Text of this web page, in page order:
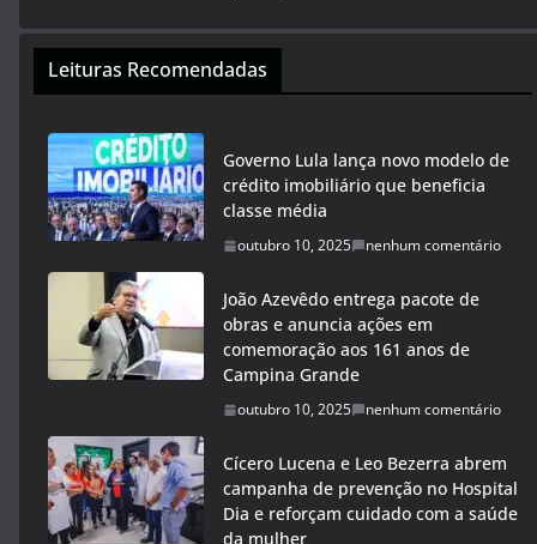
Leituras Recomendadas
Governo Lula lança novo modelo de
crédito imobiliário que beneficia
classe média
outubro 10, 2025 nenhum comentário
João Azevêdo entrega pacote de
obras e anuncia ações em
comemoração aos 161 anos de
Campina Grande
outubro 10, 2025 nenhum comentário
Cícero Lucena e Leo Bezerra abrem
campanha de prevenção no Hospital
Dia e reforçam cuidado com a saúde
da mulher